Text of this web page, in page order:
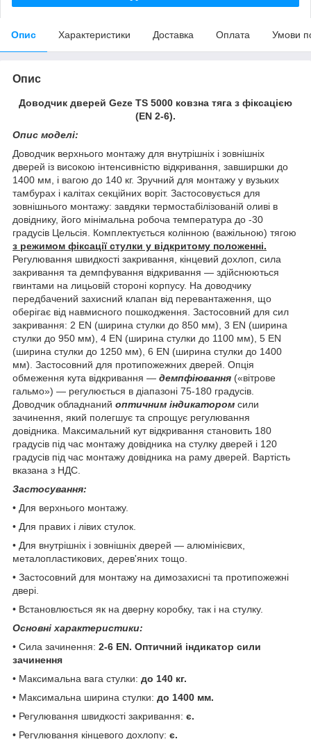
Опис Характеристики Доставка Оплата Умови
Опис
Доводчик дверей Geze TS 5000 ковзна тяга з фіксацією
(EN 2-6).
Опис моделі:
Доводчик верхнього монтажу для внутрішніх і зовнішніх
дверей із високою інтенсивністю відкривання, завширшки до
1400 мм, і вагою до 140 кг. Зручний для монтажу у вузьких
тамбурах і калітах секційних воріт. Застосовується для
зовнішнього монтажу: завдяки термостабілізованій оливі в
довіднику, його мінімальна робоча температура до -30
градусів Цельсія. Комплектується колінною (важільною) тягою
з режимом фіксації стулки у відкритому положенні.
Регулювання швидкості закривання, кінцевий дохлоп, сила
закривання та демпфування відкривання — здійснюються
гвинтами на лицьовій стороні корпусу. На доводчику
передбачений захисний клапан від перевантаження, що
оберігає від навмисного пошкодження. Застосовний для сил
закривання: 2 EN (ширина стулки до 850 мм), 3 EN (ширина
стулки до 950 мм), 4 EN (ширина стулки до 1100 мм), 5 EN
(ширина стулки до 1250 мм), 6 EN (ширина стулки до 1400
мм). Застосовний для протипожежних дверей. Опція
обмеження кута відкривання — демпфіювання («вітрове
гальмо») — регулюється в діапазоні 75-180 градусів.
Доводчик обладнаний оптичним індикатором сили
зачинення, який полегшує та спрощує регулювання
довідника. Максимальний кут відкривання становить 180
градусів під час монтажу довідника на стулку дверей і 120
градусів під час монтажу довідника на раму дверей. Вартість
вказана з НДС.
Застосування:
• Для верхнього монтажу.
• Для правих і лівих стулок.
• Для внутрішніх і зовнішніх дверей — алюмінієвих,
металопластикових, дерев'яних тощо.
• Застосовний для монтажу на димозахисні та протипожежні
двері.
• Встановлюється як на дверну коробку, так і на стулку.
Основні характеристики:
• Сила зачинення: 2-6 EN. Оптичний індикатор сили
зачинення
• Максимальна вага стулки: до 140 кг.
• Максимальна ширина стулки: до 1400 мм.
• Регулювання швидкості закривання: є.
• Регулювання кінцевого дохлопу: є.